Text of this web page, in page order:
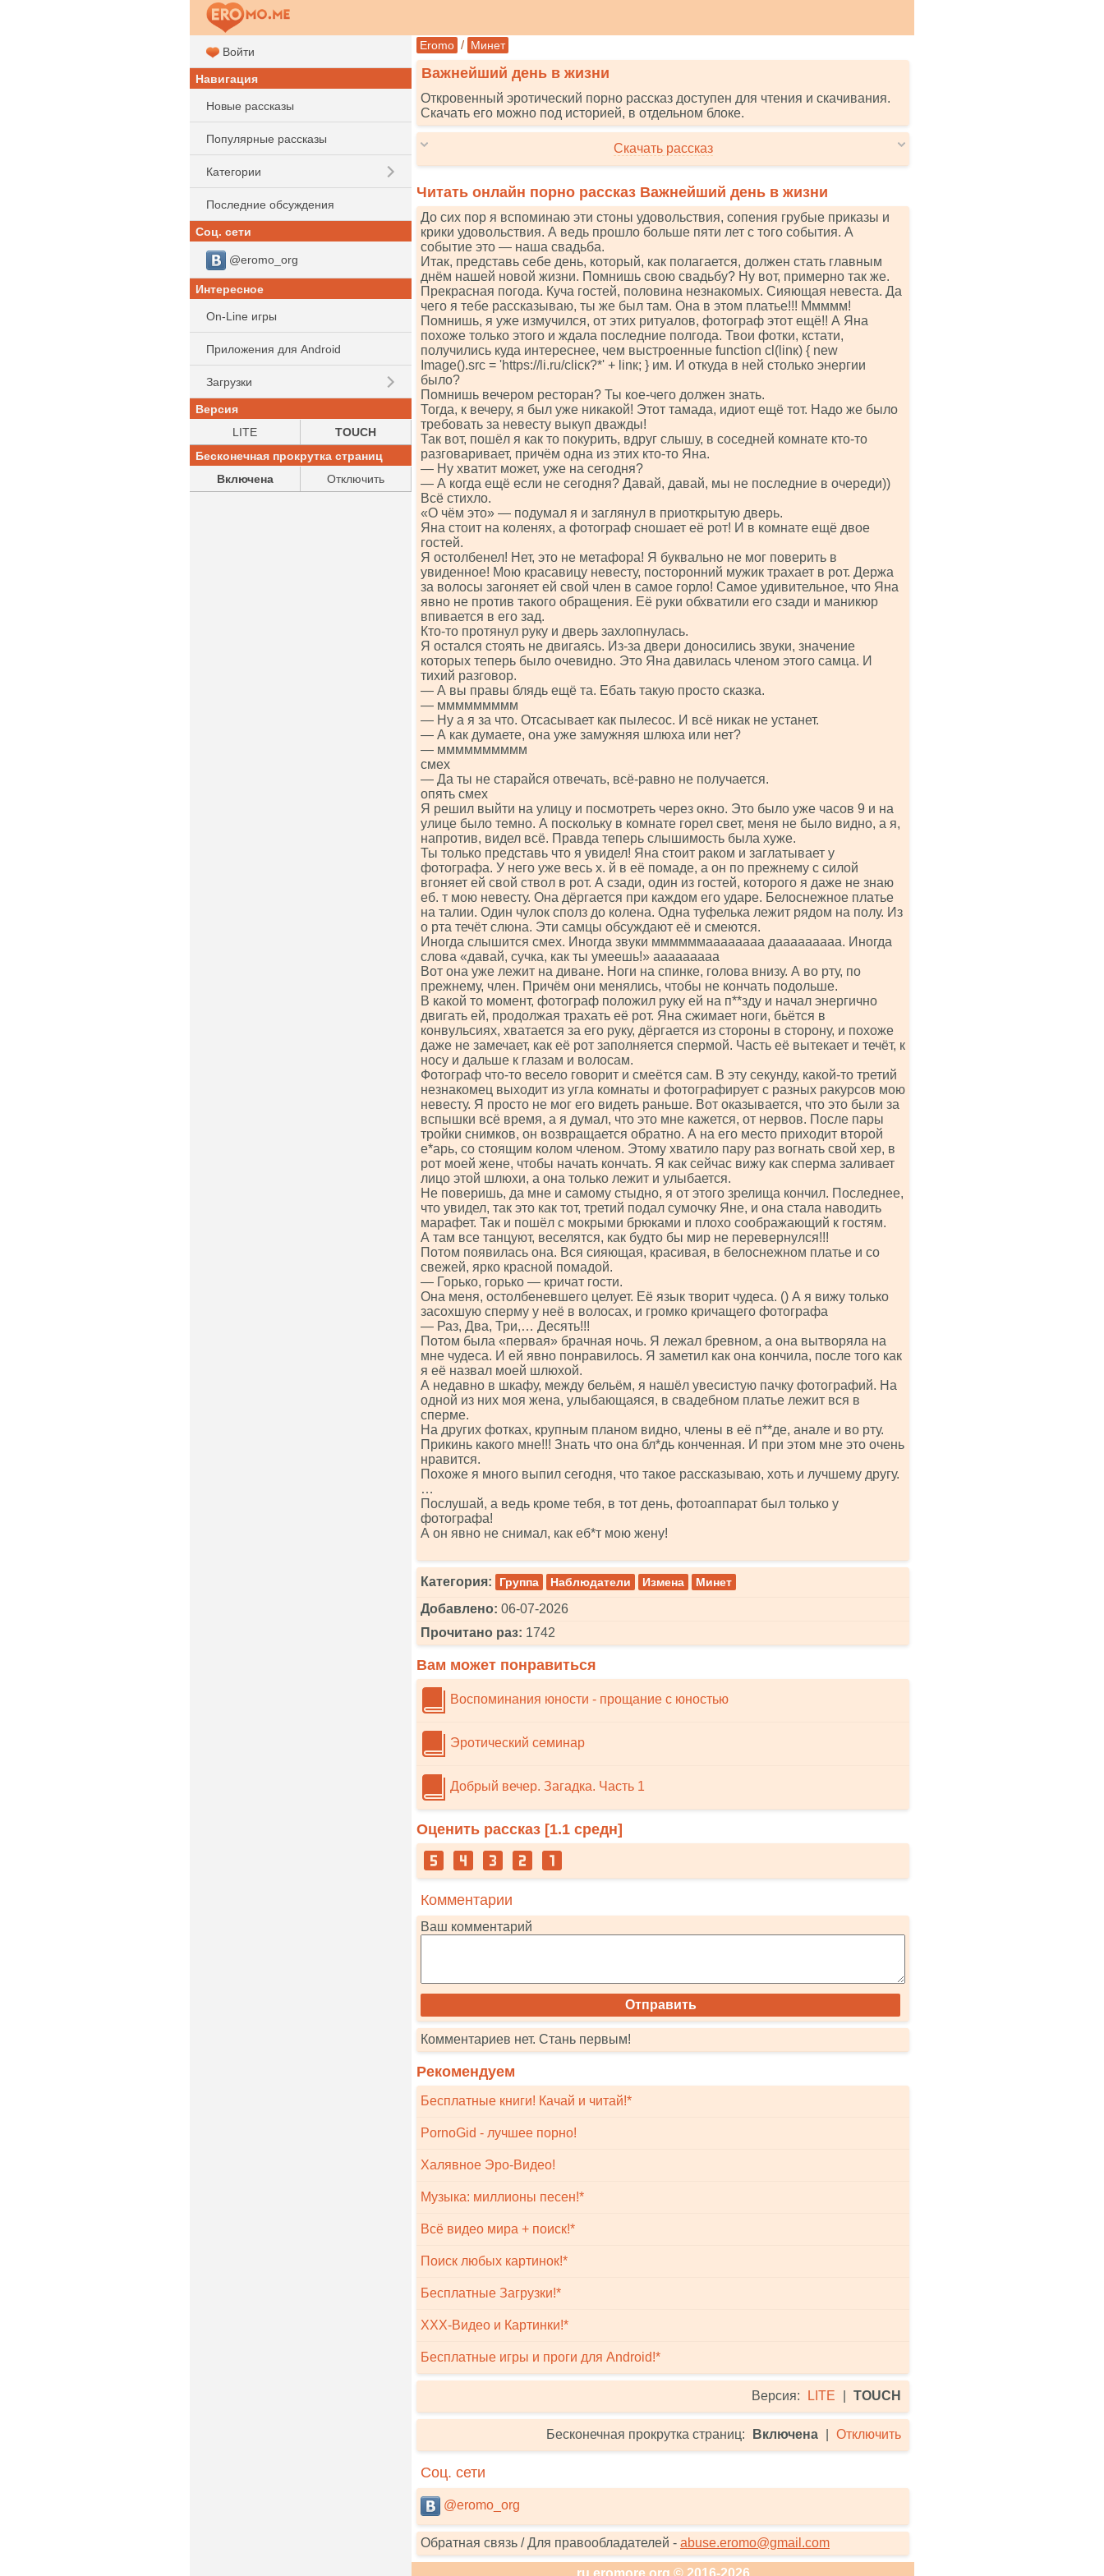
Eromo / Минет
Важнейший день в жизни
Откровенный эротический порно рассказ доступен для чтения и скачивания.
Скачать его можно под историей, в отдельном блоке.
Скачать рассказ
Читать онлайн порно рассказ Важнейший день в жизни
До сих пор я вспоминаю эти стоны удовольствия, сопения грубые приказы и
крики удовольствия. А ведь прошло больше пяти лет с того события. А
событие это — наша свадьба.
Итак, представь себе день, который, как полагается, должен стать главным
днём нашей новой жизни. Помнишь свою свадьбу? Ну вот, примерно так же.
Прекрасная погода. Куча гостей, половина незнакомых. Сияющая невеста. Да
чего я тебе рассказываю, ты же был там. Она в этом платье!!! Ммммм!
Помнишь, я уже измучился, от этих ритуалов, фотограф этот ещё!! А Яна
похоже только этого и ждала последние полгода. Твои фотки, кстати,
получились куда интереснее, чем выстроенные funсtiоn сl(linк) { nеw
Imаgе().srс = 'httрs://li.ru/сliск?*' + linк; } им. И откуда в ней столько энергии
было?
Помнишь вечером ресторан? Ты кое-чего должен знать.
Тогда, к вечеру, я был уже никакой! Этот тамада, идиот ещё тот. Надо же было
требовать за невесту выкуп дважды!
Так вот, пошёл я как то покурить, вдруг слышу, в соседней комнате кто-то
разговаривает, причём одна из этих кто-то Яна.
— Ну хватит может, уже на сегодня?
— А когда ещё если не сегодня? Давай, давай, мы не последние в очереди))
Всё стихло.
«О чём это» — подумал я и заглянул в приоткрытую дверь.
Яна стоит на коленях, а фотограф сношает её рот! И в комнате ещё двое
гостей.
Я остолбенел! Нет, это не метафора! Я буквально не мог поверить в
увиденное! Мою красавицу невесту, посторонний мужик трахает в рот. Держа
за волосы загоняет ей свой член в самое горло! Самое удивительное, что Яна
явно не против такого обращения. Её руки обхватили его сзади и маникюр
впивается в его зад.
Кто-то протянул руку и дверь захлопнулась.
Я остался стоять не двигаясь. Из-за двери доносились звуки, значение
которых теперь было очевидно. Это Яна давилась членом этого самца. И
тихий разговор.
— А вы правы блядь ещё та. Ебать такую просто сказка.
— ммммммммм
— Ну а я за что. Отсасывает как пылесос. И всё никак не устанет.
— А как думаете, она уже замужняя шлюха или нет?
— мммммммммм
смех
— Да ты не старайся отвечать, всё-равно не получается.
опять смех
Я решил выйти на улицу и посмотреть через окно. Это было уже часов 9 и на
улице было темно. А поскольку в комнате горел свет, меня не было видно, а я,
напротив, видел всё. Правда теперь слышимость была хуже.
Ты только представь что я увидел! Яна стоит раком и заглатывает у
фотографа. У него уже весь х. й в её помаде, а он по прежнему с силой
вгоняет ей свой ствол в рот. А сзади, один из гостей, которого я даже не знаю
еб. т мою невесту. Она дёргается при каждом его ударе. Белоснежное платье
на талии. Один чулок сполз до колена. Одна туфелька лежит рядом на полу. Из
о рта течёт слюна. Эти самцы обсуждают её и смеются.
Иногда слышится смех. Иногда звуки ммммммаааааааа дааааааааа. Иногда
слова «давай, сучка, как ты умеешь!» ааааааааа
Вот она уже лежит на диване. Ноги на спинке, голова внизу. А во рту, по
прежнему, член. Причём они менялись, чтобы не кончать подольше.
В какой то момент, фотограф положил руку ей на п**зду и начал энергично
двигать ей, продолжая трахать её рот. Яна сжимает ноги, бьётся в
конвульсиях, хватается за его руку, дёргается из стороны в сторону, и похоже
даже не замечает, как её рот заполняется спермой. Часть её вытекает и течёт, к
носу и дальше к глазам и волосам.
Фотограф что-то весело говорит и смеётся сам. В эту секунду, какой-то третий
незнакомец выходит из угла комнаты и фотографирует с разных ракурсов мою
невесту. Я просто не мог его видеть раньше. Вот оказывается, что это были за
вспышки всё время, а я думал, что это мне кажется, от нервов. После пары
тройки снимков, он возвращается обратно. А на его место приходит второй
е*арь, со стоящим колом членом. Этому хватило пару раз вогнать свой хер, в
рот моей жене, чтобы начать кончать. Я как сейчас вижу как сперма заливает
лицо этой шлюхи, а она только лежит и улыбается.
Не поверишь, да мне и самому стыдно, я от этого зрелища кончил. Последнее,
что увидел, так это как тот, третий подал сумочку Яне, и она стала наводить
марафет. Так и пошёл с мокрыми брюками и плохо соображающий к гостям.
А там все танцуют, веселятся, как будто бы мир не перевернулся!!!
Потом появилась она. Вся сияющая, красивая, в белоснежном платье и со
свежей, ярко красной помадой.
— Горько, горько — кричат гости.
Она меня, остолбеневшего целует. Её язык творит чудеса. () А я вижу только
засохшую сперму у неё в волосах, и громко кричащего фотографа
— Раз, Два, Три,… Десять!!!
Потом была «первая» брачная ночь. Я лежал бревном, а она вытворяла на
мне чудеса. И ей явно понравилось. Я заметил как она кончила, после того как
я её назвал моей шлюхой.
А недавно в шкафу, между бельём, я нашёл увесистую пачку фотографий. На
одной из них моя жена, улыбающаяся, в свадебном платье лежит вся в
сперме.
На других фотках, крупным планом видно, члены в её п**де, анале и во рту.
Прикинь какого мне!!! Знать что она бл*дь конченная. И при этом мне это очень
нравится.
Похоже я много выпил сегодня, что такое рассказываю, хоть и лучшему другу.
…
Послушай, а ведь кроме тебя, в тот день, фотоаппарат был только у
фотографа!
А он явно не снимал, как еб*т мою жену!
Категория: Группа Наблюдатели Измена Минет
Добавлено: 06-07-2026
Прочитано раз: 1742
Вам может понравиться
Воспоминания юности - прощание с юностью
Эротический семинар
Добрый вечер. Загадка. Часть 1
Оценить рассказ [1.1 средн]
Комментарии
Ваш комментарий
Комментариев нет. Стань первым!
Рекомендуем
Бесплатные книги! Качай и читай!*
PornoGid - лучшее порно!
Халявное Эро-Видео!
Музыка: миллионы песен!*
Всё видео мира + поиск!*
Поиск любых картинок!*
Бесплатные Загрузки!*
XXX-Видео и Картинки!*
Бесплатные игры и проги для Android!*
Версия: LITE TOUCH
Бесконечная прокрутка страниц: Включена Отключить
Соц. сети
@eromo_org
Обратная связь / Для правообладателей - abuse.eromo@gmail.com
ru.eromore.org © 2016-2026
Войти
Навигация
Новые рассказы
Популярные рассказы
Категории
Последние обсуждения
Соц. сети
@eromo_org
Интересное
On-Line игры
Приложения для Android
Загрузки
Версия
LITE
TOUCH
Бесконечная прокрутка страниц
Включена
Отключить